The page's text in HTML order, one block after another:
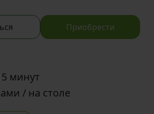
Приобрести
минут
/ на столе